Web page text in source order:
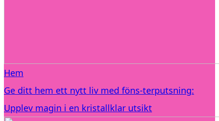
Hem
Ge ditt hem ett nytt liv med föns-terputsning:
Upplev magin i en kristallklar utsikt